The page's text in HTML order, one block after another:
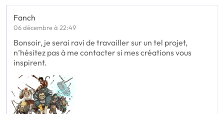
Fanch
06 décembre à 22:49
Bonsoir, je serai ravi de travailler sur un tel projet,
n’hésitez pas à me contacter si mes créations vous
inspirent.